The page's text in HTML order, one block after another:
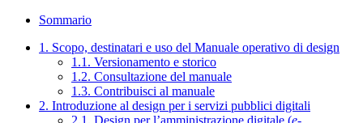
Sommario
1. Scopo, destinatari e uso del Manuale operativo di design
1.1. Versionamento e storico
1.2. Consultazione del manuale
1.3. Contribuisci al manuale
2. Introduzione al design per i servizi pubblici digitali
2.1. Design per l’amministrazione digitale (e-